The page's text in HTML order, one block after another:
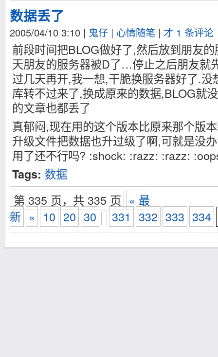
数据丢了
2005/04/10 3:10 | 鬼仔 | 心情随笔 | 才 1 条评论
前段时间把BLOG做好了,然后放到朋友
天朋友的服务器被D了…停止之后朋友就
过几天再开,我一想,干脆换服务器好了.
库转不过来了,换成原来的数据,BLOG就
的文章也都丢了
真郁闷,现在用的这个版本比原来那个版
升级文件把数据也升过级了啊,可就是没
用了还不行吗? :shock: :razz: :razz:
Tags: 数据
第 335 页，共 335 页 « 最
新 « 10 20 30 331 332 333 334